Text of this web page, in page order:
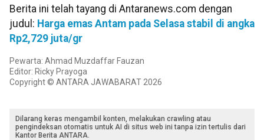
Berita ini telah tayang di Antaranews.com dengan
judul: Harga emas Antam pada Selasa stabil di angka
Rp2,729 juta/gr
Pewarta: Ahmad Muzdaffar Fauzan
Editor: Ricky Prayoga
Copyright © ANTARA JAWABARAT 2026
Dilarang keras mengambil konten, melakukan crawling atau
pengindeksan otomatis untuk AI di situs web ini tanpa izin tertulis dari
Kantor Berita ANTARA.